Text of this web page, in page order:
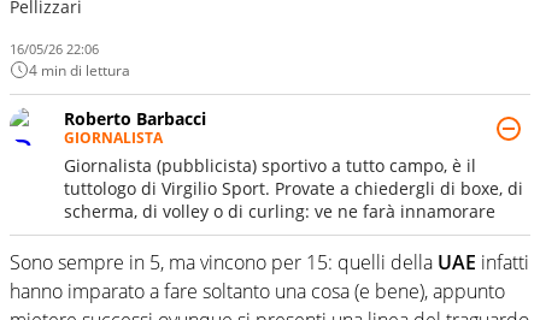
Pellizzari
16/05/26 22:06
4 min di lettura
Roberto Barbacci
GIORNALISTA
Giornalista (pubblicista) sportivo a tutto campo, è il
tuttologo di Virgilio Sport. Provate a chiedergli di boxe, di
scherma, di volley o di curling: ve ne farà innamorare
Sono sempre in 5, ma vincono per 15: quelli della UAE infatti
hanno imparato a fare soltanto una cosa (e bene), appunto